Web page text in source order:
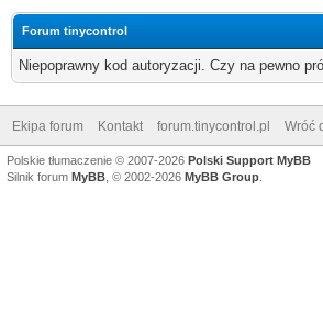
Forum tinycontrol
Niepoprawny kod autoryzacji. Czy na pewno
Ekipa forum Kontakt forum.tinycontrol.pl Wróć
Polskie tłumaczenie © 2007-2026 Polski Support MyBB
Silnik forum MyBB , © 2002-2026 MyBB Group